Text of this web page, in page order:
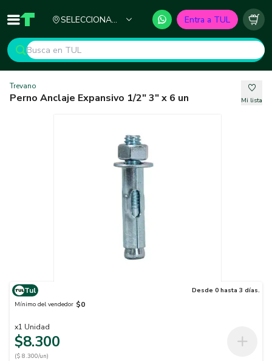
Inicio TUL - Tu Marketplace de Construcción
SELECCIONA
Entra a TUL
Trevano
Perno Anclaje Expansivo 1/2" 3" x 6 un Mi lista
Tul
Desde 0 hasta 3 días.
Mínimo del vendedor $0
x1 Unidad
$8.300
($ 8.300/un)